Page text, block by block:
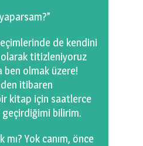
de kendini
titizleniyoruz
ben olmak üzere!
itibaren
kitap için saatlerce
bilirim.
Yok canım, önce